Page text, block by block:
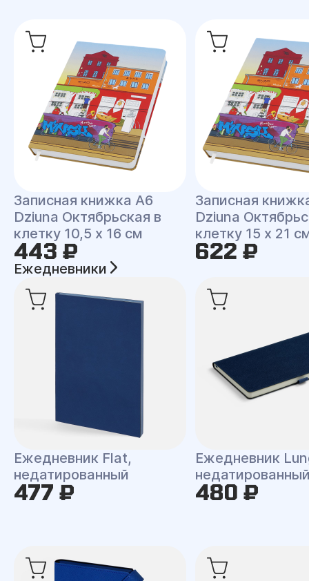
Записная книжка A6
Dziuna Октябрьская в
клетку 10,5 x 16 см
443 ₽
Записная
Dziuna
клетку 15 x 21
622 ₽
Ежедневники
Ежедневник Flat,
недатированный
477 ₽
Ежедневник
480 ₽